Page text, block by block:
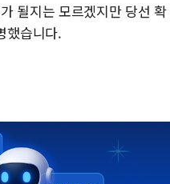
될지는 모르겠지만 당선 확
했습니다.